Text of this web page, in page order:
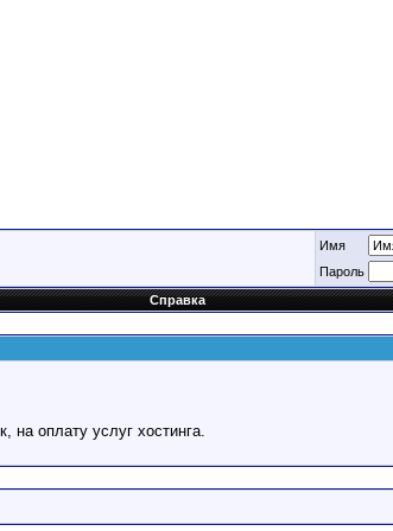
Имя
Пароль
Справка
на оплату услуг хостинга.